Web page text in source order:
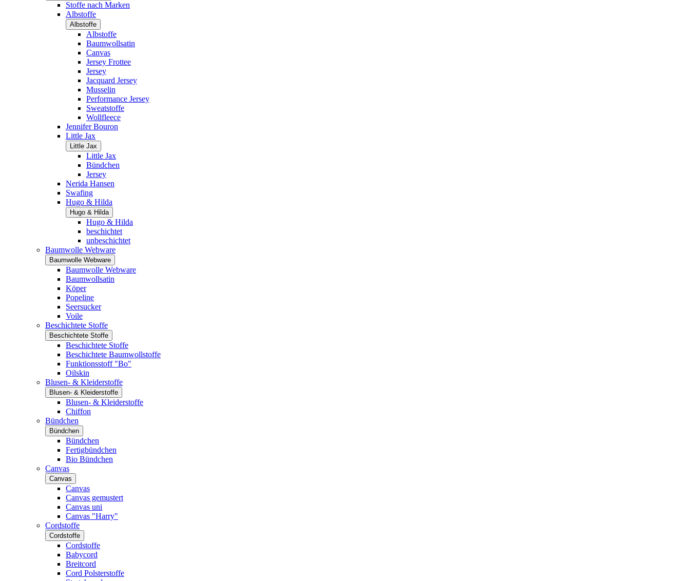
Stoffe nach Marken
Albstoffe
Albstoffe
Albstoffe
Baumwollsatin
Canvas
Jersey Frottee
Jersey
Jacquard Jersey
Musselin
Performance Jersey
Sweatstoffe
Wollfleece
Jennifer Bouron
Little Jax
Little Jax
Little Jax
Bündchen
Jersey
Nerida Hansen
Swafing
Hugo & Hilda
Hugo & Hilda
Hugo & Hilda
beschichtet
unbeschichtet
Baumwolle Webware
Baumwolle Webware
Baumwolle Webware
Baumwollsatin
Köper
Popeline
Seersucker
Voile
Beschichtete Stoffe
Beschichtete Stoffe
Beschichtete Stoffe
Beschichtete Baumwollstoffe
Funktionsstoff "Bo"
Oilskin
Blusen- & Kleiderstoffe
Blusen- & Kleiderstoffe
Blusen- & Kleiderstoffe
Chiffon
Bündchen
Bündchen
Bündchen
Fertigbündchen
Bio Bündchen
Canvas
Canvas
Canvas
Canvas gemustert
Canvas uni
Canvas "Harry"
Cordstoffe
Cordstoffe
Cordstoffe
Babycord
Breitcord
Cord Polsterstoffe